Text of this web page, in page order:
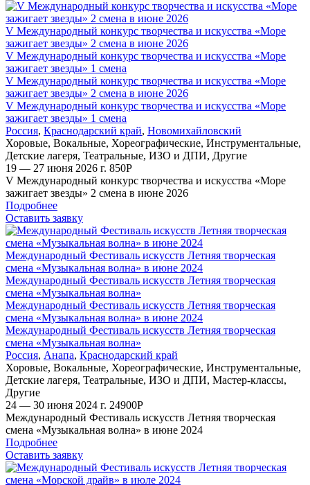
V Международный конкурс творчества и искусства «Море
зажигает звезды» 2 смена в июне 2026
V Международный конкурс творчества и искусства «Море
зажигает звезды» 1 смена
V Международный конкурс творчества и искусства «Море
зажигает звезды» 2 смена в июне 2026
V Международный конкурс творчества и искусства «Море
зажигает звезды» 1 смена
Россия, Краснодарский край, Новомихайловский
Хоровые, Вокальные, Хореографические, Инструментальные,
Детские лагеря, Театральные, ИЗО и ДПИ, Другие
19 — 27 июня 2026 г. 850Р
V Международный конкурс творчества и искусства «Море
зажигает звезды» 2 смена в июне 2026
Подробнее
Оставить заявку
Международный Фестиваль искусств Летняя творческая
смена «Музыкальная волна» в июне 2024
Международный Фестиваль искусств Летняя творческая
смена «Музыкальная волна»
Международный Фестиваль искусств Летняя творческая
смена «Музыкальная волна» в июне 2024
Международный Фестиваль искусств Летняя творческая
смена «Музыкальная волна»
Россия, Анапа, Краснодарский край
Хоровые, Вокальные, Хореографические, Инструментальные,
Детские лагеря, Театральные, ИЗО и ДПИ, Мастер-классы,
Другие
24 — 30 июня 2024 г. 24900Р
Международный Фестиваль искусств Летняя творческая
смена «Музыкальная волна» в июне 2024
Подробнее
Оставить заявку